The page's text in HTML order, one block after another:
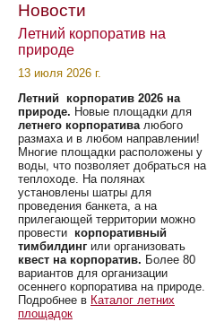
Новости
Летний корпоратив на
природе
13 июля 2026 г.
Летний корпоратив 2026 на
природе. Новые площадки для
летнего корпоративалюбого
размаха и в любом направлении!
Многие площадки расположены у
воды, что позволяет добраться на
теплоходе. На полянах
установлены шатры для
проведения банкета, а на
прилегающей территории можно
провести корпоративный
тимбилдинг или организовать
квест на корпоратив. Более 80
вариантов для организации
осеннего корпоратива на природе.
Подробнее в Каталог летних
площадок